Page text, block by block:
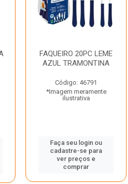
FAQUEIRO 20PC LEME
AZUL TRAMONTINA
Código: 46791
*Imagem meramente
ilustrativa
Faça seu login ou
cadastre-se para
ver preços e
comprar